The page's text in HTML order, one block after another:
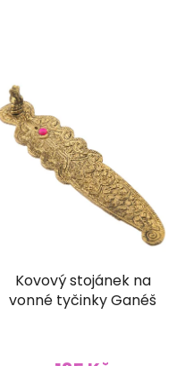
Kovový stojánek na
vonné tyčinky Ganéš